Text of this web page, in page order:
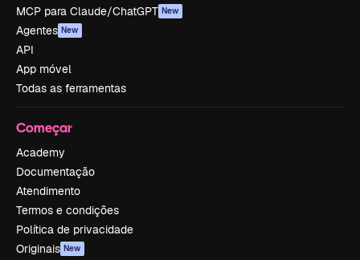
MCP para Claude/ChatGPT New
Agentes New
API
App móvel
Todas as ferramentas
Começar
Academy
Documentação
Atendimento
Termos e condições
Política de privacidade
Originais New